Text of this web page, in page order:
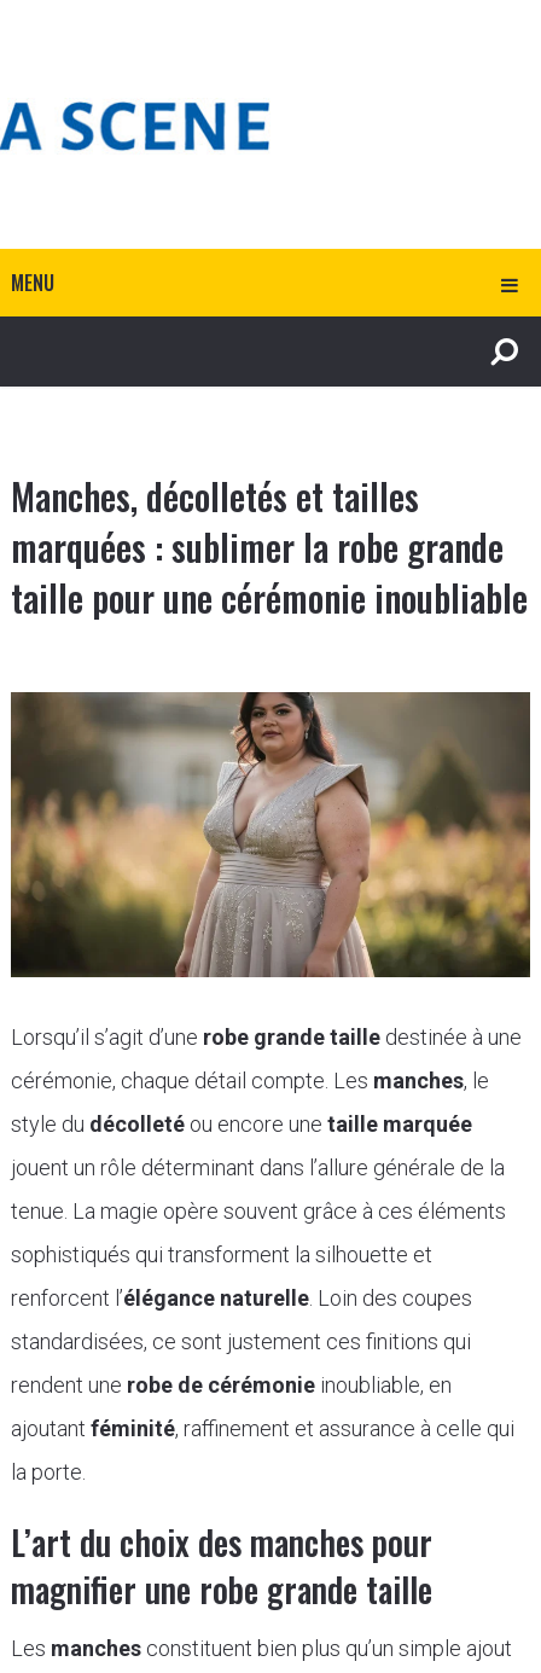
MENU
Manches, décolletés et tailles
marquées : sublimer la robe grande
taille pour une cérémonie inoubliable
Lorsqu’il s’agit d’une robe grande tailledestinée à une
cérémonie, chaque détail compte. Les manches, le
style du décolletéou encore une taille marquée
jouent un rôle déterminant dans l’allure générale de la
tenue. La magie opère souvent grâce à ces éléments
sophistiqués qui transforment la silhouette et
renforcent l’élégance naturelle. Loin des coupes
standardisées, ce sont justement ces finitions qui
rendent une robe de cérémonieinoubliable, en
ajoutant féminité, raffinement et assurance à celle qui
la porte.
L’art du choix des manches pour
magnifier une robe grande taille
Les manchesconstituent bien plus qu’un simple ajout